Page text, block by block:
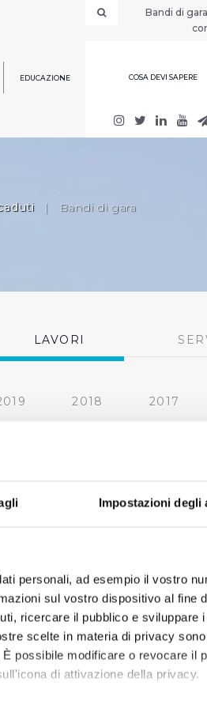
Impostazioni degli
personali, ad esempio il vostro
sul vostro dispositivo al fine
ricercare il pubblico e
scelte in materia di privacy
possibile modificare o revocare il
di attivazione della privacy.
Bandi di
EDUCAZIONE COSA DEVI SAPERE
| Bandi di gara
LAVORI
2018 2017
2 3 4